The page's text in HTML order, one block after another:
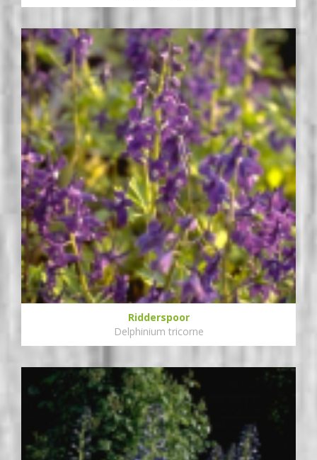
Ridderspoor
Delphinium tricorne